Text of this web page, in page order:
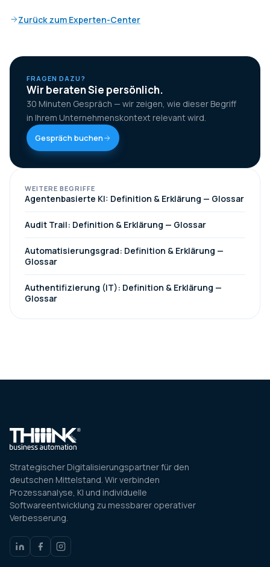
Zurück zum Experten-Center
FRAGEN DAZU?
Wir beraten Sie persönlich.
30 Minuten Gespräch — wir zeigen, wie dieser Begriff
in Ihrem Unternehmenskontext relevant wird.
Gespräch buchen
WEITERE BEGRIFFE
Agentenbasierte KI: Definition & Erklärung — Glossar
Audit Trail: Definition & Erklärung — Glossar
Automatisierungsgrad: Definition & Erklärung —
Glossar
Authentifizierung (IT): Definition & Erklärung —
Glossar
Strategischer Digitalisierungspartner für den
deutschen Mittelstand. Wir verbinden
Prozessanalyse, KI und individuelle
Softwareentwicklung zu messbarer operativer
Verbesserung.